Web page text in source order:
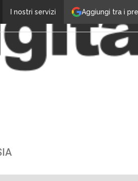
Aggiungi tra i
I nostri servizi